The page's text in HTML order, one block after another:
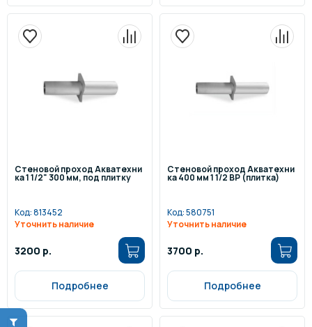
Стеновой проход Акватехни
ка 1 1/2" 300 мм, под плитку
Код:813452
Уточнить наличие
3200 р.
Подробнее
Стеновой проход Акватехни
ка 400 мм 1 1/2 ВР (плитка)
Код:580751
Уточнить наличие
3700 р.
Подробнее